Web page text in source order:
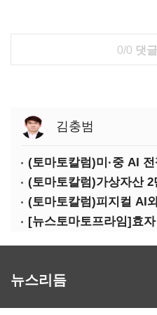
0/0 댓
김충범
(토마토칼럼)미·중 AI
(토마토칼럼)가상자산
(토마토칼럼)피지컬 AI
[뉴스토마토프라임]효
뉴스리듬